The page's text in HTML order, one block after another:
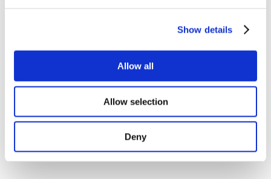
Show details
Allow all
Allow selection
Deny
Творческий вечер
Наше спецпредложение
Применить